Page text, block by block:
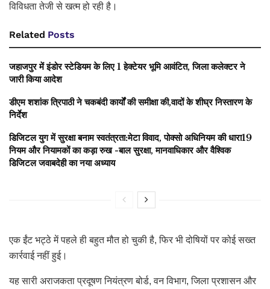
विविधता तेजी से खत्म हो रही है।
Related Posts
जहाजपुर में इंडोर स्टेडियम के लिए 1 हेक्टेयर भूमि आवंटित, जिला कलेक्टर ने
जारी किया आदेश
डीएम शशांक त्रिपाठी ने चकबंदी कार्यों की समीक्षा की,वादों के शीघ्र निस्तारण के
निर्देश
डिजिटल युग में सुरक्षा बनाम स्वतंत्रता:मेटा विवाद, पोक्सो अधिनियम की धारा19
नियम और नियामकों का कड़ा रुख -बाल सुरक्षा, मानवाधिकार और वैश्विक
डिजिटल जवाबदेही का नया अध्याय
एक ईंट भट्ठे में पहले ही बहुत मौत हो चुकी है, फिर भी दोषियों पर कोई सख्त
कार्रवाई नहीं हुई।
यह सारी अराजकता प्रदूषण नियंत्रण बोर्ड, वन विभाग, जिला प्रशासन और